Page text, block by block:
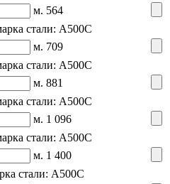
м. 564
стали: А500С
м. 709
стали: А500С
м. 881
стали: А500С
м. 1 096
стали: А500С
м. 1 400
стали: А500С